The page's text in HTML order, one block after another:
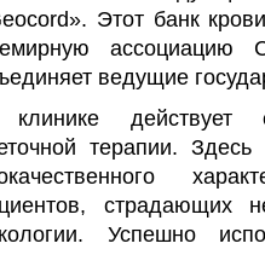
Этот банк
ассоциацию
ведущие
действует
терапии.
страдающих
Успешно